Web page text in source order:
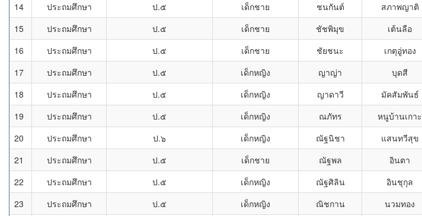
14
ประถมศึกษา ป.๕ เด็กชาย ชนกันต์ สภาพญาติ
15
ประถมศึกษา ป.๕ เด็กชาย ชัชพิมุข เต้นลือ
16
ประถมศึกษา ป.๕ เด็กชาย ชัยชนะ เกตุอู่ทอง
17
ประถมศึกษา ป.๕ เด็กหญิง ญาญ่า บุดสี
18
ประถมศึกษา ป.๕ เด็กหญิง ญาดาวี มัคสัมพันธ์
19
ประถมศึกษา ป.๕ เด็กหญิง ณภัทร หนูบ้านเกาะ
20
ประถมศึกษา ป.๖ เด็กหญิง ณัฐนิชา แสนทวีสุข
21
ประถมศึกษา ป.๕ เด็กชาย ณัฐพล อินตา
22
ประถมศึกษา ป.๕ เด็กหญิง ณัฐศิลิน อินชุกุล
23
ประถมศึกษา ป.๕ เด็กหญิง ณิชกาน นวมทอง